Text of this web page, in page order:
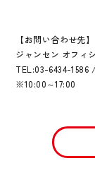
【お問い合わせ先】
ジャンセン オフィ
TEL:03-6434-
※10:00～17:00